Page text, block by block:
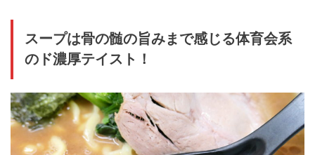
スープは骨の髄の旨みまで感じる体育会系
のド濃厚テイスト！